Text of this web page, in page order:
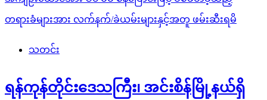
သတင်း
ရန်ကုန်တိုင်းဒေသကြီး၊ အင်းစိန်မြို့နယ်ရှိ